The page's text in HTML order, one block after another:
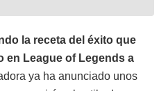
la receta del éxito que
en League of Legends a
ya ha anunciado unos